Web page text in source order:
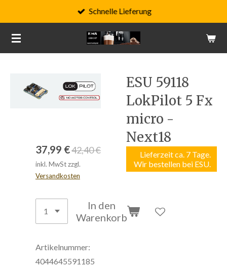
Hauptinhalt
springen
Schnelle Lieferung
ESU 59118
LokPilot 5 Fx
micro -
Next18
Lieferzeit ca. 7 Tage.
Wir bestellen bei ESU.
37,99 €42,40 €
inkl. MwSt zzgl.
Versandkosten
In den
Warenkorb
Artikelnummer:
4044645591185